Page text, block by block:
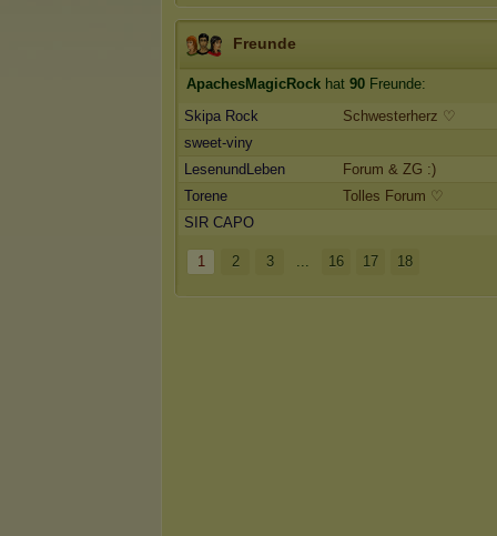
Freunde
ApachesMagicRock hat 90 Freunde:
Skipa Rock
Schwesterherz ♡
sweet-viny
LesenundLeben
Forum & ZG :)
Torene
Tolles Forum ♡
SIR CAPO
1 2 3 ... 16 17 18